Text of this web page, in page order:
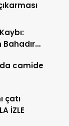
Bahadır
camide
çatı
İZLE